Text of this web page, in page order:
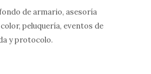
de armario, asesoría
peluquería, eventos de
y protocolo.